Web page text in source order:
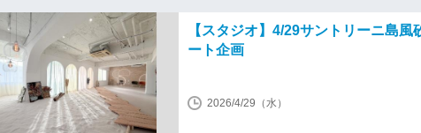
【スタジオ】4/29サントリーニ島風
ート企画
2026/4/29（水）